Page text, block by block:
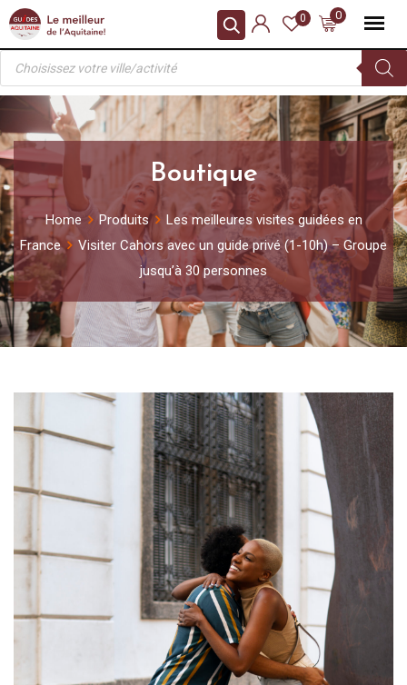
Skip
content
0
0
Recherche
produits
Boutique
Home Produits
Les meilleures visites guidées en
France
Visiter Cahors avec un guide privé (1-10h) – Groupe
jusqu’à 30 personnes